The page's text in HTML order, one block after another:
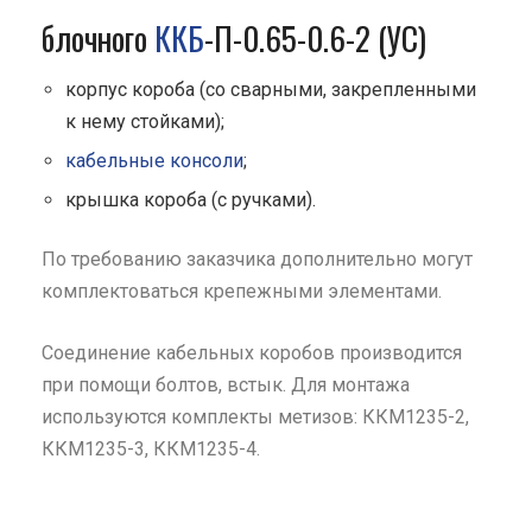
блочного ККБ-П-0.65-0.6-2 (УС)
корпус короба (со сварными, закрепленными
к нему стойками);
кабельные консоли;
крышка короба (с ручками).
По требованию заказчика дополнительно могут
комплектоваться крепежными элементами.
Соединение кабельных коробов производится
при помощи болтов, встык. Для монтажа
используются комплекты метизов: ККМ1235-2,
ККМ1235-3, ККМ1235-4.